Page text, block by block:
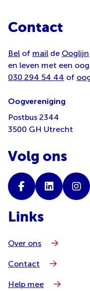
Contact
Bel of mail de Ooglijn
en leven met een
030 294 54 44 of
Oogvereniging
Postbus 2344
3500 GH Utrecht
Volg ons
Links
Over ons
Contact
Help mee